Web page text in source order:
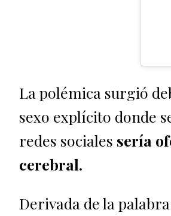
La polémica surgió
sexo explícito donde
redes sociales sería
cerebral.
Derivada de la